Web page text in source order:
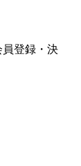
員登録・決